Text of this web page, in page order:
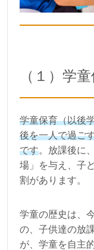
（１）学
学童保育（以後
後を一人で過ご
です。放課後に
場」を与え、子
割があります。
学童の歴史は、
の、子供達の放
が、学童を自主